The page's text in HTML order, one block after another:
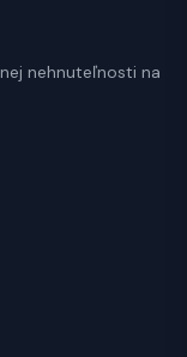
nehnuteľnosti na